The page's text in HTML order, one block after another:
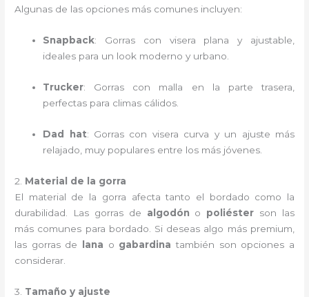
Algunas de las opciones más comunes incluyen:
Snapback: Gorras con visera plana y ajustable,
ideales para un look moderno y urbano.
Trucker: Gorras con malla en la parte trasera,
perfectas para climas cálidos.
Dad hat: Gorras con visera curva y un ajuste más
relajado, muy populares entre los más jóvenes.
2. Material de la gorra
El material de la gorra afecta tanto el bordado como la
durabilidad. Las gorras de algodón o poliéster son las
más comunes para bordado. Si deseas algo más premium,
las gorras de
lana o gabardina también son opciones a
considerar.
3. Tamaño y ajuste